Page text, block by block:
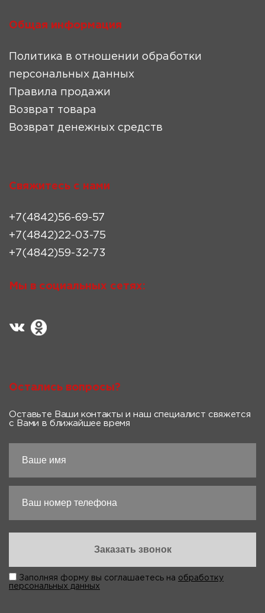
Общая информация
Политика в отношении обработки
персональных данных
Правила продажи
Возврат товара
Возврат денежных средств
Свяжитесь с нами
+7(4842)56-69-57
+7(4842)22-03-75
+7(4842)59-32-73
Мы в социальных сетях:
Остались вопросы?
Оставьте Ваши контакты и наш специалист свяжется
с Вами в ближайшее время
Заполняя форму вы соглашаетесь на обработку
персональных данных